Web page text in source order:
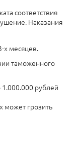
соответствия
Наказания
х месяцев.
таможенного
рублей
может грозить